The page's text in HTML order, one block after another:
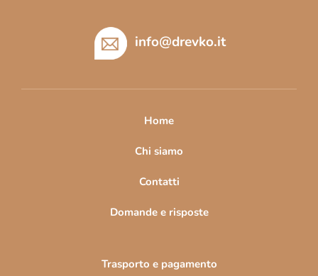
info@drevko.it
Home
Chi siamo
Contatti
Domande e risposte
Trasporto e pagamento